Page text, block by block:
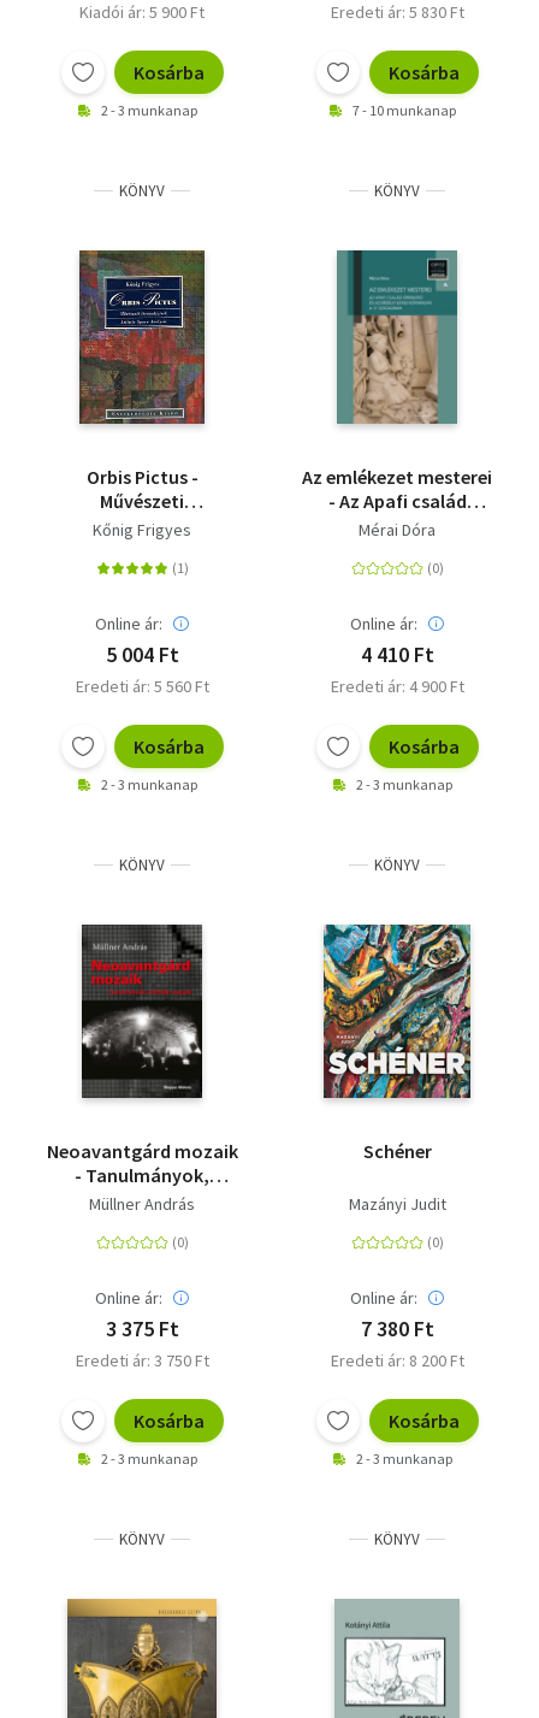
Kiadói ár: 5 900 Ft
Kosárba
2 - 3 munkanap
Eredeti ár: 5 830 Ft
Kosárba
7 - 10 munkanap
KÖNYV
Orbis Pictus -
Művészeti
téranalízisek
Kőnig Frigyes
Online ár:
5 004 Ft
Eredeti ár: 5 560 Ft
Kosárba
2 - 3 munkanap
KÖNYV
Az emlékezet mesterei
- Az Apafi család
síremléke és az erdélyi
17.században
Mérai Dóra
Online ár:
4 410 Ft
Eredeti ár: 4 900 Ft
Kosárba
2 - 3 munkanap
KÖNYV
Neoavantgárd mozaik
- Tanulmányok,
kritikák, esszék
Müllner András
Online ár:
3 375 Ft
Eredeti ár: 3 750 Ft
Kosárba
2 - 3 munkanap
KÖNYV
Schéner
Mazányi Judit
Online ár:
7 380 Ft
Eredeti ár: 8 200 Ft
Kosárba
2 - 3 munkanap
KÖNYV KÖNYV